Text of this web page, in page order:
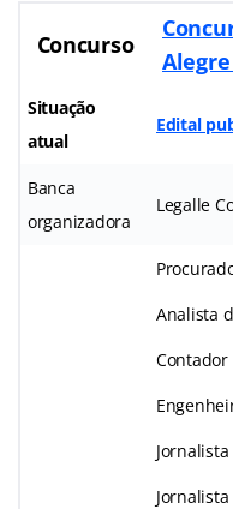
Concurso
Alegre
Situação
atual
Edital
Banca
organizadora
Legalle
Analista
Contador